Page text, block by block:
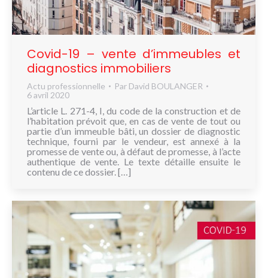
Covid-19 – vente d’immeubles et
diagnostics immobiliers
Actu professionnelle Par David BOULANGER
6 avril 2020
L’article L. 271-4, I, du code de la construction et de
l’habitation prévoit que, en cas de vente de tout ou
partie d’un immeuble bâti, un dossier de diagnostic
technique, fourni par le vendeur, est annexé à la
promesse de vente ou, à défaut de promesse, à l’acte
authentique de vente. Le texte détaille ensuite le
contenu de ce dossier. […]